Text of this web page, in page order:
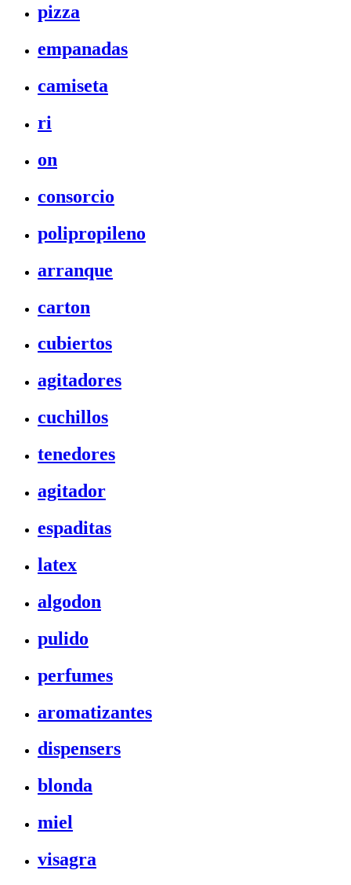
pizza
empanadas
camiseta
ri
on
consorcio
polipropileno
arranque
carton
cubiertos
agitadores
cuchillos
tenedores
agitador
espaditas
latex
algodon
pulido
perfumes
aromatizantes
dispensers
blonda
miel
visagra